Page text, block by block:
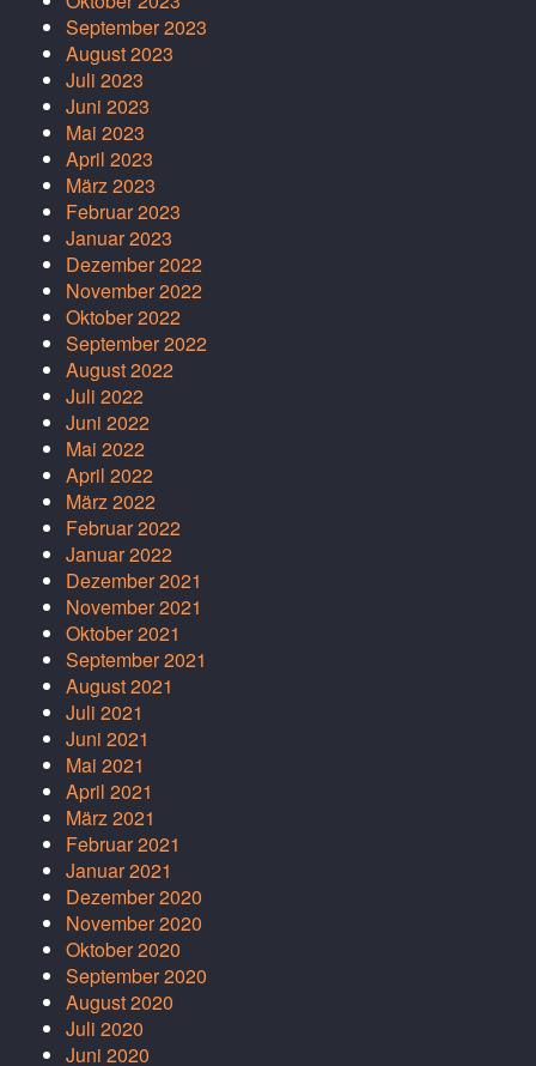
September 2023
August 2023
Juli 2023
Juni 2023
Mai 2023
April 2023
März 2023
Februar 2023
Januar 2023
Dezember 2022
November 2022
Oktober 2022
September 2022
August 2022
Juli 2022
Juni 2022
Mai 2022
April 2022
März 2022
Februar 2022
Januar 2022
Dezember 2021
November 2021
Oktober 2021
September 2021
August 2021
Juli 2021
Juni 2021
Mai 2021
April 2021
März 2021
Februar 2021
Januar 2021
Dezember 2020
November 2020
Oktober 2020
September 2020
August 2020
Juli 2020
Juni 2020